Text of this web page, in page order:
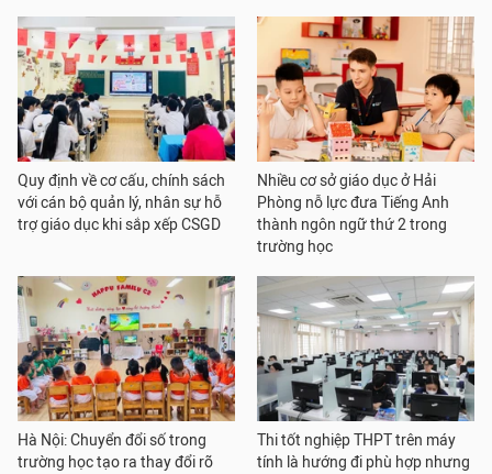
Quy định về cơ cấu, chính sách
với cán bộ quản lý, nhân sự hỗ
trợ giáo dục khi sắp xếp CSGD
Nhiều cơ sở giáo dục ở Hải
Phòng nỗ lực đưa Tiếng Anh
thành ngôn ngữ thứ 2 trong
trường học
Hà Nội: Chuyển đổi số trong
trường học tạo ra thay đổi rõ
Thi tốt nghiệp THPT trên máy
tính là hướng đi phù hợp nhưng